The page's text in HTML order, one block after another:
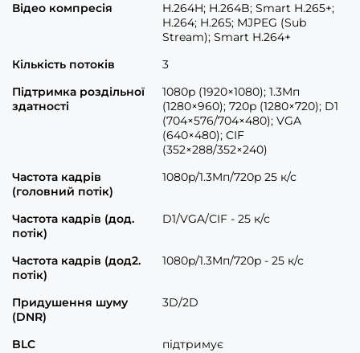
Відео компресія
H.264H; H.264B; Smart H.265+;
H.264; H.265; MJPEG (Sub
Stream); Smart H.264+
Кількість потоків
3
Підтримка роздільної
здатності
1080p (1920×1080); 1.3Mп
(1280×960); 720p (1280×720); D1
(704×576/704×480); VGA
(640×480); CIF
(352×288/352×240)
Частота кадрів
(головний потік)
1080p/1.3Mп/720p 25 к/с
Частота кадрів (дод.
потік)
D1/VGA/CIF - 25 к/с
Частота кадрів (дод2.
потік)
1080p/1.3Mп/720p - 25 к/с
Придушення шуму
(DNR)
3D/2D
BLC підтримує